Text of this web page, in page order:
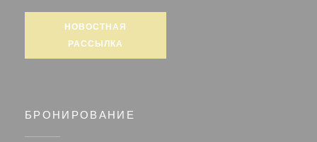
НОВОСТНАЯ
РАССЫЛКА
БРОНИРОВАНИЕ